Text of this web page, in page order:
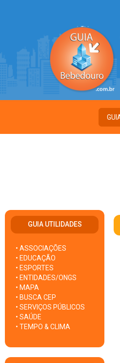
GUIA UTILIDADES
• ASSOCIAÇÕES
• EDUCAÇÃO
• ESPORTES
• ENTIDADES/ONGS
• MAPA
• BUSCA CEP
• SERVIÇOS PÚBLICOS
• SAÚDE
• TEMPO & CLIMA